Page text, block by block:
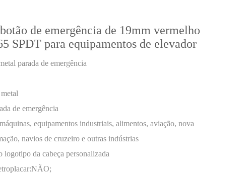
de emergência de 19mm vermelho
SPDT para equipamentos de elevador
parada de emergência
de emergência
equipamentos industriais, alimentos, aviação, nova
navios de cruzeiro e outras indústrias
logotipo da cabeça personalizada